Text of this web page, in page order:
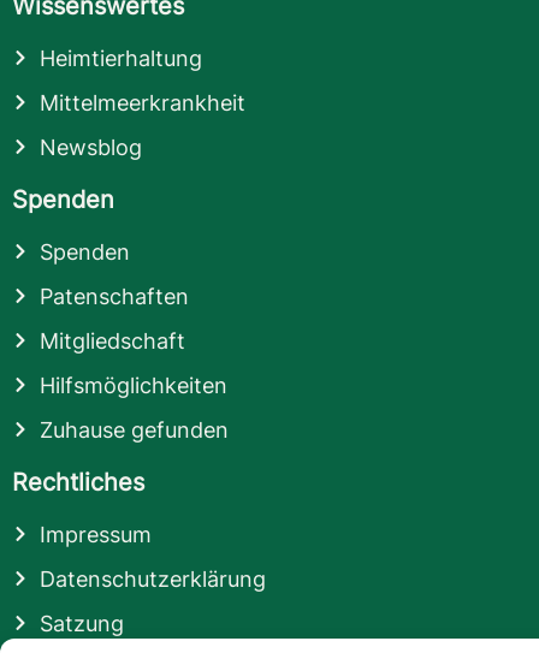
Wissenswertes
Heimtierhaltung
Mittelmeerkrankheit
Newsblog
Spenden
Spenden
Patenschaften
Mitgliedschaft
Hilfsmöglichkeiten
Zuhause gefunden
Rechtliches
Impressum
Datenschutzerklärung
Satzung